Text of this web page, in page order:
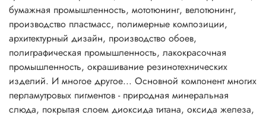
косметических продуктов. Разнообразие перламутровых
пигментов способствует созданию множества цветовых
блестящих эффектов и выразительных оттенков.
Совместное использование интерференционных цветов и
абсорбирующих красителей дает эффект двух тонов, когда
оттенок меняется в зависимости от угла зрения, например,
розовый лак с фиолетовым блеском. Продукция,
бумажная промышленность, мототюнинг, велотюнинг,
производство пластмасс, полимерные композиции,
архитектурный дизайн, производство обоев,
полиграфическая промышленность, лакокрасочная
промышленность, окрашивание резинотехнических
изделий. И многое другое... Основной компонент многих
перламутровых пигментов - природная минеральная
слюда, покрытая слоем диоксида титана, оксида железа,